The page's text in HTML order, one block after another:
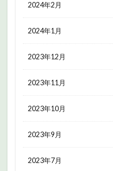
2024年2月
2024年1月
2023年12月
2023年11月
2023年10月
2023年9月
2023年7月